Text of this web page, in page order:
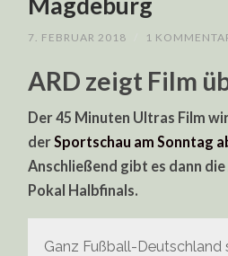
Magdeburg
7. FEBRUAR 2018 1
ARD zeigt Film
Der 45 Minuten Ultras Film
derSportschau am Sonntag
Anschließend gibt es dann
Pokal Halbfinals.
Ganz Fußball-Deutschland